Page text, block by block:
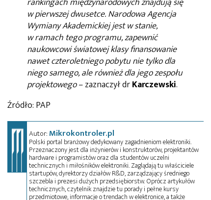
w pierwszej dwusetce. Narodowa Agencja
Wymiany Akademickiej jest w stanie,
w ramach tego programu, zapewnić
naukowcowi światowej klasy finansowanie
nawet czteroletniego pobytu nie tylko dla
niego samego, ale również dla jego zespołu
projektowego– zaznaczył drKarczewski.
Źródło: PAP
Autor:Mikrokontroler.pl
Polski portal branżowy dedykowany zagadnieniom elektroniki.
Przeznaczony jest dla inżynierów i konstruktorów, projektantów
hardware i programistów oraz dla studentów uczelni
technicznych i miłośników elektroniki. Zaglądają tu właściciele
startupów, dyrektorzy działów R&D, zarządzający średniego
szczebla i prezesi dużych przedsiębiorstw. Oprócz artykułów
technicznych, czytelnik znajdzie tu porady i pełne kursy
przedmiotowe, informacje o trendach w elektronice, a także